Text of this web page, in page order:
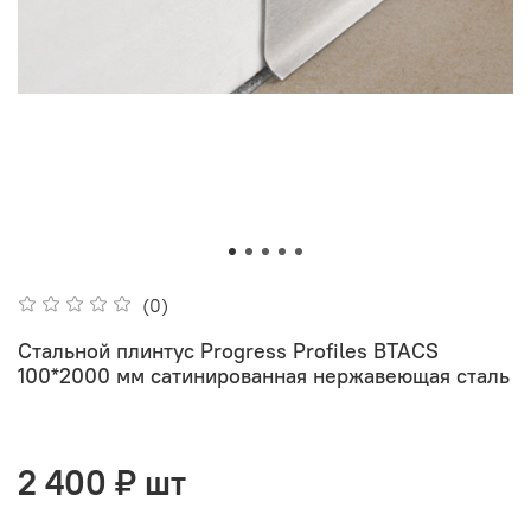
(0)
Стальной плинтус Progress Profiles BTACS
100*2000 мм сатинированная нержавеющая сталь
2 400 ₽ шт